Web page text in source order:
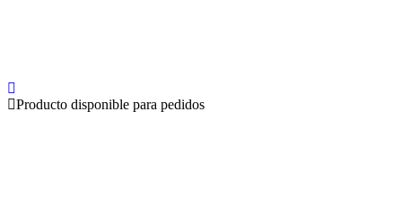
Producto disponible para pedidos